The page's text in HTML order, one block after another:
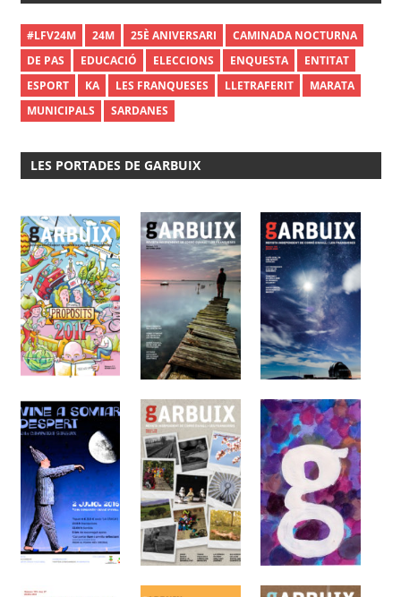
#LFV24M 24M 25È ANIVERSARI
CAMINADA NOCTURNA
DE PAS
EDUCACIÓ ELECCIONS ENQUESTA
ENTITAT
ESPORT
KA LES FRANQUESES LLETRAFERIT
MARATA
MUNICIPALS
SARDANES
LES PORTADES DE GARBUIX